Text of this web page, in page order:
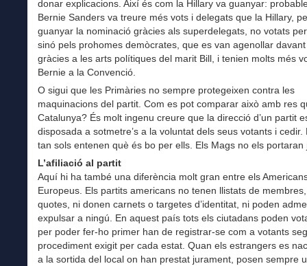
donar explicacions. Així és com la Hillary va guanyar:
Bernie Sanders va treure més vots i delegats que la Hillary,
guanyar la nominació gràcies als superdelegats, no votats
sinó pels prohomes demòcrates, que es van agenollar
gràcies a les arts polítiques del marit Bill, i tenien molts més
Bernie a la Convenció.
O sigui que les Primàries no sempre protegeixen contra les
maquinacions del partit. Com es pot comparar això amb res
Catalunya? És molt ingenu creure que la direcció d’un partit
disposada a sotmetre’s a la voluntat dels seus votants i cedir.
tan sols entenen què és bo per ells. Els Mags no els portaran
L’afiliació al partit
Aquí hi ha també una diferència molt gran entre els
Europeus. Els partits americans no tenen llistats de
quotes, ni donen carnets o targetes d’identitat, ni poden
expulsar a ningú. En aquest país tots els ciutadans poden
per poder fer-ho primer han de registrar-se com a votants
procediment exigit per cada estat. Quan els estrangers es
a la sortida del local on han prestat jurament, posen sempre